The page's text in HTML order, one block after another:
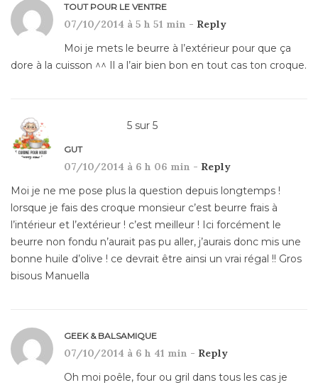
TOUT POUR LE VENTRE
07/10/2014 à 5 h 51 min - Reply
Moi je mets le beurre à l’extérieur pour que ça
dore à la cuisson ^^ Il a l’air bien bon en tout cas ton croque.
5 sur 5
GUT
07/10/2014 à 6 h 06 min - Reply
Moi je ne me pose plus la question depuis longtemps !
lorsque je fais des croque monsieur c’est beurre frais à
l’intérieur et l’extérieur ! c’est meilleur ! Ici forcément le
beurre non fondu n’aurait pas pu aller, j’aurais donc mis une
bonne huile d’olive ! ce devrait être ainsi un vrai régal !! Gros
bisous Manuella
GEEK & BALSAMIQUE
07/10/2014 à 6 h 41 min - Reply
Oh moi poêle, four ou gril dans tous les cas je